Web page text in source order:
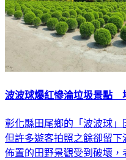
波波球爆紅慘淪垃圾景點
彰化縣田尾鄉的「波波球」
但許多遊客拍照之餘卻留
佈置的田野景觀受到破壞